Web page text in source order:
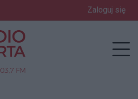
Zaloguj się